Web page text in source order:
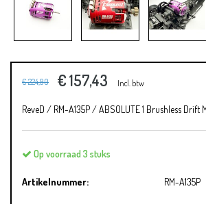
€ 224,90 € 157,43 Incl. btw
ReveD / RM-A135P / ABSOLUTE 1 Brushless
Op voorraad 3 stuks
Artikelnummer: RM-A135P